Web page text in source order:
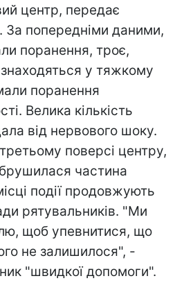
центр, передає
За попередніми даними,
поранення, троє,
у тяжкому
поранення
Велика кількість
від нервового шоку.
поверсі центру,
частина
події продовжують
рятувальників. "Ми
щоб упевнитися, що
не залишилося", -
"швидкої допомоги".